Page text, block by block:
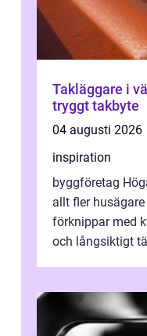
Takläggare i växjö så
tryggt takbyte
04 augusti 2026
inspiration
byggföretag
allt fler
förknippar med
och långsiktigt